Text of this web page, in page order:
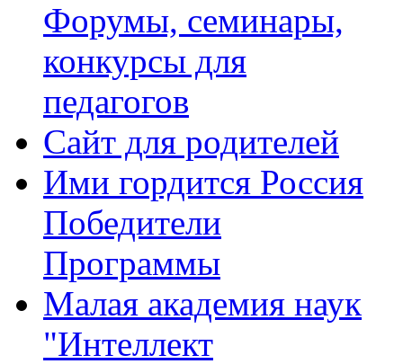
Форумы, семинары,
конкурсы для
педагогов
Сайт для родителей
Ими гордится Россия
Победители
Программы
Малая академия наук
"Интеллект